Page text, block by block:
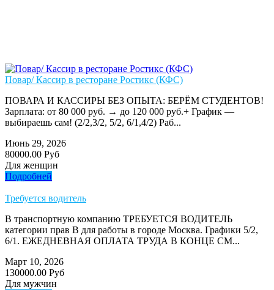
Повар/ Кассир в ресторане Ростикс (КФС)
ПОВАРА И КАССИРЫ БЕЗ ОПЫТА: БЕРЁМ СТУДЕНТОВ!
Зарплата: от 80 000 руб. → до 120 000 руб.+ График —
выбираешь сам! (2/2,3/2, 5/2, 6/1,4/2) Раб...
Июнь 29, 2026
80000.00 Руб
Для женщин
Подробней
Требуется водитель
В транспортную компанию ТРЕБУЕТСЯ ВОДИТЕЛЬ
категории прав В для работы в городе Москва. Графики 5/2,
6/1. ЕЖЕДНЕВНАЯ ОПЛАТА ТРУДА В КОНЦЕ СМ...
Март 10, 2026
130000.00 Руб
Для мужчин